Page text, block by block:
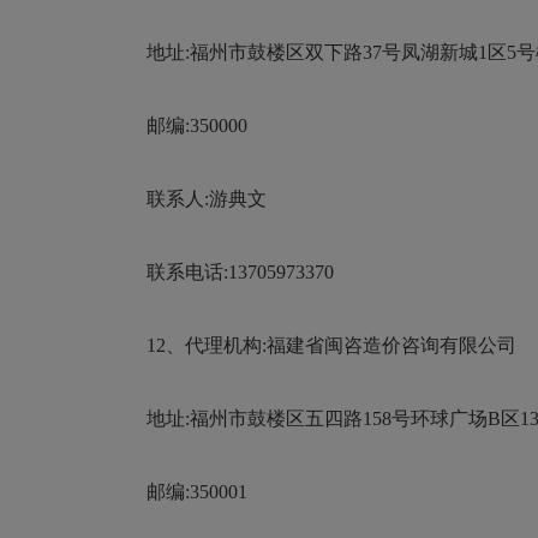
地址:福州市鼓楼区双下路37号凤湖新城1区5号
邮编:350000
联系人:游典文
联系电话:13705973370
12、代理机构:福建省闽咨造价咨询有限公司
地址:福州市鼓楼区五四路158号环球广场B区
邮编:350001